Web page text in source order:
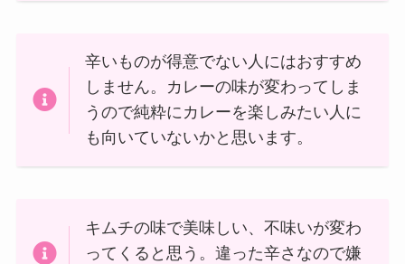
辛いものが得意でない人にはおすすめ
しません。カレーの味が変わってしま
うので純粋にカレーを楽しみたい人に
も向いていないかと思います。
キムチの味で美味しい、不味いが変わ
ってくると思う。違った辛さなので嫌